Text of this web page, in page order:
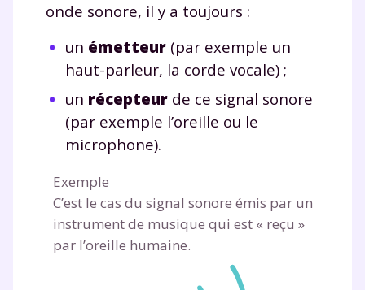
onde sonore, il y a toujours :
un émetteur (par exemple un
haut-parleur, la corde vocale) ;
un récepteur de ce signal sonore
(par exemple l’oreille ou le
microphone).
Exemple
C’est le cas du signal sonore émis par un
instrument de musique qui est « reçu »
par l’oreille humaine.